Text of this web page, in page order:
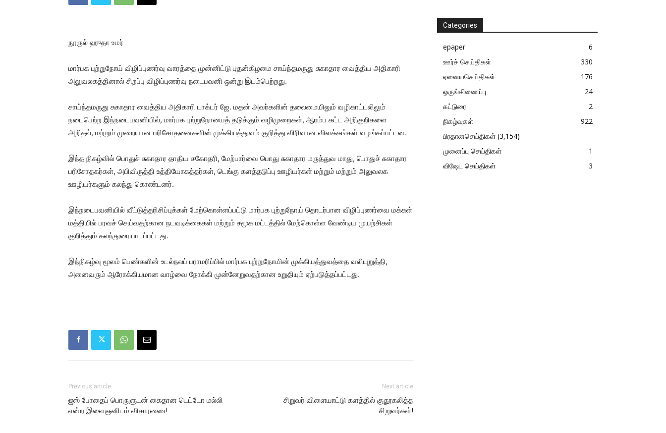
நூருல் ஹுதா உமர்
மார்பக புற்றுநோய் விழிப்புணர்வு வாரத்தை முன்னிட்டு புதன்கிழமை சாய்ந்தமருது சுகாதார வைத்திய அதிகாரி
அலுவலகத்தினால் சிறப்பு விழிப்புணர்வு நடைபவனி ஒன்று இடம்பெற்றது.
சாய்ந்தமருது சுகாதார வைத்திய அதிகாரி டாக்டர் ஜே. மதன் அவர்களின் தலைமையிலும் வழிகாட்டலிலும்
நடைபெற்ற இந்நடைபவனியில், மார்பக புற்றுநோயைத் தடுக்கும் வழிமுறைகள், ஆரம்ப கட்ட அறிகுறிகளை
அறிதல், மற்றும் முறையான பரிசோதனைகளின் முக்கியத்துவம் குறித்து விரிவான விளக்கங்கள் வழங்கப்பட்டன.
இந்த நிகழ்வில் பொதுச் சுகாதார தாதிய சகோதரி, மேற்பார்வை பொது சுகாதார மருத்துவ மாது, பொதுச் சுகாதார
பரிசோதகர்கள், அபிவிருத்தி உத்தியோகத்தர்கள், டெங்கு களத்தடுப்பு ஊழியர்கள் மற்றும் மற்றும் அலுவலக
ஊழியர்களும் கலந்து கொண்டனர்.
இந்நடைபவனியில் வீட்டுத்தரிசிப்புக்கள் மேற்கொள்ளப்பட்டு மார்பக புற்றுநோய் தொடர்பான விழிப்புணர்வை மக்கள்
மத்தியில் பரவச் செய்வதற்கான நடவடிக்கைகள் மற்றும் சமூக மட்டத்தில் மேற்கொள்ள வேண்டிய முயற்சிகள்
குறித்தும் கலந்துரையாடப்பட்டது.
இந்நிகழ்வு மூலம் பெண்களின் உடல்நலப் பராமரிப்பில் மார்பக புற்றுநோயின் முக்கியத்துவத்தை வலியுறுத்தி,
அனைவரும் ஆரோக்கியமான வாழ்வை நோக்கி முன்னேறுவதற்கான உறுதியும் ஏற்படுத்தப்பட்டது.
Previous article
ஐஸ் போதைப் பொருளுடன் கைதான டெட்டோ மல்லி
என்ற இளைஞனிடம் விசாரணை!
Next article
சிறுவர் விளையாட்டு களத்தில் குதூகலித்த
சிறுவர்கள்!
Categories
epaper
6
ஊர்ச் செய்திகள்
330
ஏனையசெய்திகள்
176
ஒருங்கிணைப்பு
24
கட்டுரை
2
நிகழ்வுகள்
922
பிரதானசெய்திகள் (3,154)
முனைப்பு செய்திகள்
1
விஷேட செய்திகள்
3